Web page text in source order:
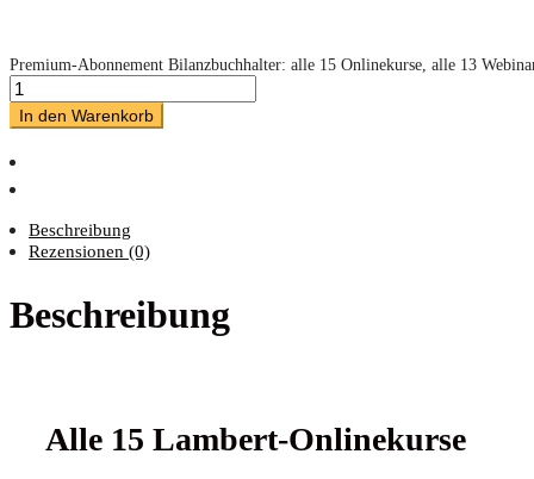
Premium-Abonnement Bilanzbuchhalter: alle 15 Onlinekurse, alle 13
In den Warenkorb
Beschreibung
Rezensionen (0)
Beschreibung
Alle 15 Lambert-Onlinekurse